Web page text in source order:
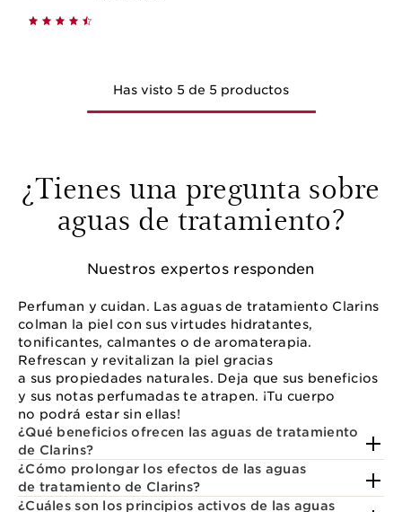
Has visto 5 de 5 productos
¿Tienes una pregunta sobre
aguas de tratamiento?
Nuestros expertos responden
Perfuman y cuidan. Las aguas de tratamiento Clarins
colman la piel con sus virtudes hidratantes,
tonificantes, calmantes o de aromaterapia.
Refrescan y revitalizan la piel gracias
a sus propiedades naturales. Deja que sus beneficios
y sus notas perfumadas te atrapen. ¡Tu cuerpo
no podrá estar sin ellas!
¿Qué beneficios ofrecen las aguas de tratamiento
de Clarins?
¿Cómo prolongar los efectos de las aguas
de tratamiento de Clarins?
¿Cuáles son los principios activos de las aguas